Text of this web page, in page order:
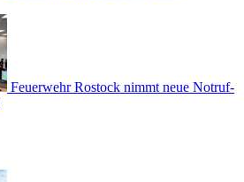
Feuerwehr Rostock nimmt neue Notruf-